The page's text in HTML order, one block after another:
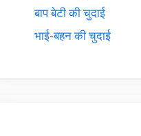
बाप बेटी की चुदाई
भाई-बहन की चुदाई